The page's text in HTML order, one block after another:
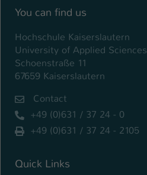
You can find us
Hochschule Kaiserslautern
University of Applied Sciences
Schoenstraße 11
67659 Kaiserslautern
Contact
+49 (0)631 / 37 24 - 0
+49 (0)631 / 37 24 - 2105
Quick Links